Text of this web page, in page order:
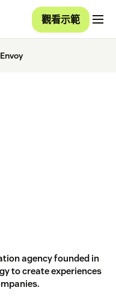
觀看示範
agency founded in
to create experiences